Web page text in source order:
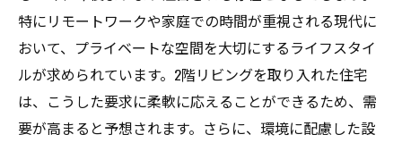
特にリモートワークや家庭での時間が重視される現代に
おいて、プライベートな空間を大切にするライフスタイ
ルが求められています。2階リビングを取り入れた住宅
は、こうした要求に柔軟に応えることができるため、需
要が高まると予想されます。さらに、環境に配慮した設